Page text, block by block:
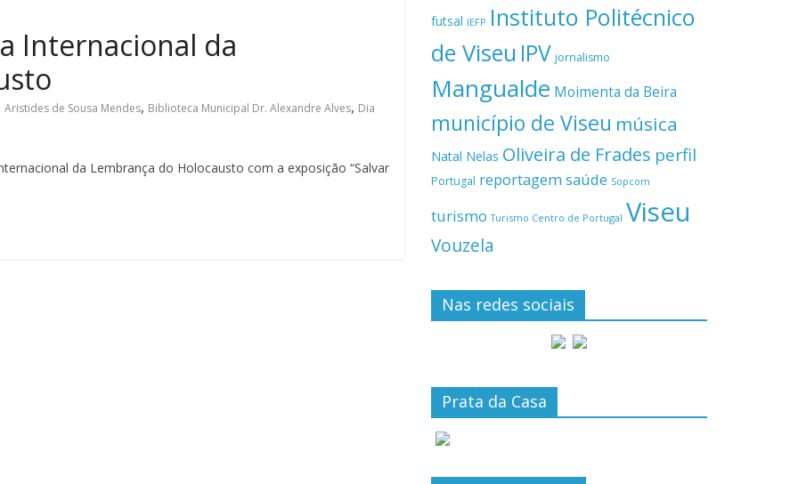
Internacional da
Aristides de Sousa Mendes, Biblioteca Municipal Dr. Alexandre Alves, Dia
da Lembrança do Holocausto com a exposição “Salvar
futsal IEFP Instituto Politécnico
de Viseu IPV jornalismo
Mangualde Moimenta da Beira
município de Viseu música
Natal Nelas Oliveira de Frades perfil
Portugal reportagemsaúde Sopcom
turismo Turismo Centro de Portugal Viseu
Vouzela
Nas redes sociais
Prata da Casa